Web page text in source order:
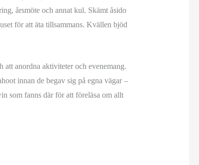
årsmöte och annat kul. Skämt åsido
för att äta tillsammans. Kvällen bjöd
att anordna aktiviteter och evenemang.
innan de begav sig på egna vägar –
som fanns där för att föreläsa om allt